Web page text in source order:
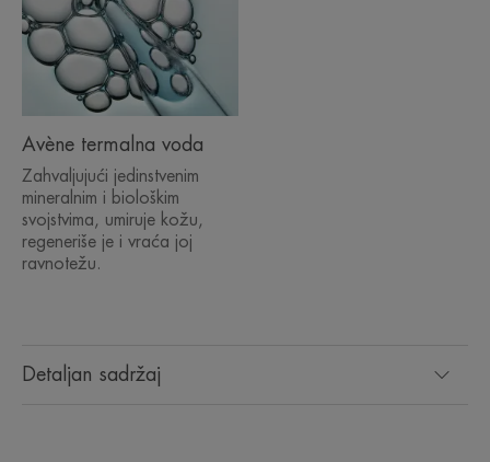
Detaljan sadržaj
Avène termalna voda
Zahvaljujući jedinstvenim
mineralnim i biološkim
svojstvima, umiruje kožu,
regeneriše je i vraća joj
ravnotežu.